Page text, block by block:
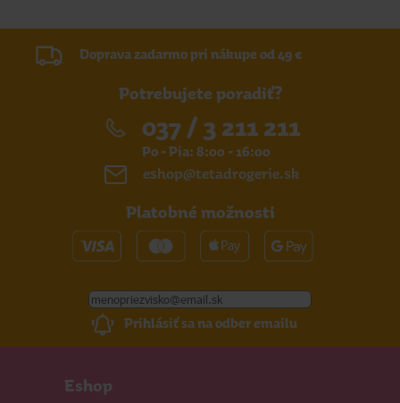
Doprava zadarmo pri nákupe od 49 €
Potrebujete poradiť?
037 / 3 211 211
Po - Pia: 8:00 - 16:00
eshop@tetadrogerie.sk
Platobné možnosti
Prihlásiť sa na odber emailu
Eshop